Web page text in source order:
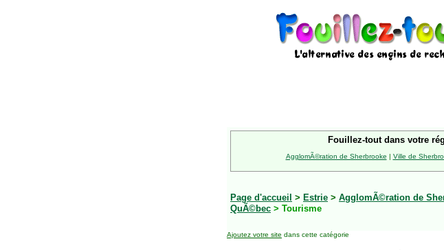
Fouillez-tout dans votre
AgglomÃ©ration de Sherbrooke | Ville de
Page d'accueil > Estrie > AgglomÃ©ration de
QuÃ©bec > Tourisme
Ajoutez votre site dans cette catégorie